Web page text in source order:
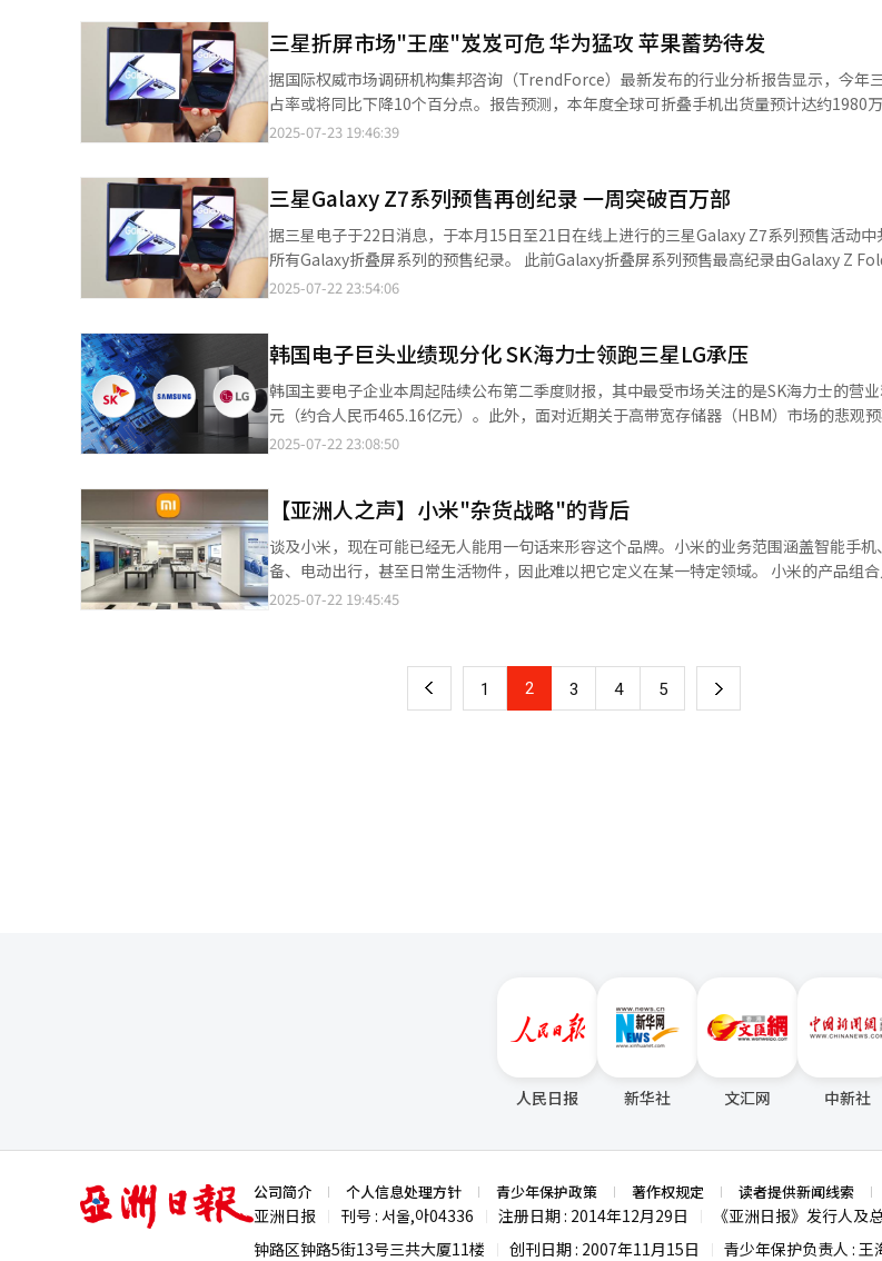
期的业务组合高端化。我们无法在所有领域都做到最好，因此更应选择与集中。” 作为LG集团代表子公司的LG电子
已在今年4月退出电动汽车充电桩业务，转而聚焦核心成长动能暖通空调（HVAC）事业，
解决方案企业OSO集团。
下增长2.7%；服务业受批发零售、餐饮住宿和房地产等行业回暖影响，总体增长0.6%。
季度出现-0.6%和-0.2%的负增长后，成功实现反弹。 此外，建筑业在建筑和土木工程全面萎缩的影响下，出现4.4%
的大幅下滑；电力、燃气和供水行业也由于电力需求减少，总体下降3.2%；农林渔业受
外，第二季度实际国民总收入（GDI）增长率为1.3%，高于同期实际GDP增长率0.6%，
提升。
税政策不确定性的担忧。部分受访企业反映，由于外部环境不确定性加剧，出口合同延期或
业来看，制造业CBSI为91.9，环比下降2.5个点，构成指数中的新订单（-0.8）、生产（-
导致CBSI下降的主因。反之，非制造业CBSI为88.7，得益于构成指数中的行业景气（
善，环比上升1.3个百分点。 8月全产业CBSI预测值为88.4，制造业为91，分别环比下降1和2.4个百分点，而非制造
业预计环比小幅上涨0.1个百分点达到86.8。从细分行业来看，制造业中的汽车、石油炼
高温带来的制冷需求激增而表现良好。 此外，在BSI基础上反映消费者动向指数（CSI）的7月经济信心指数（ESI）
环比上升0.1个点，达 92.9。排除季节因素等的ESI循环变动指数为90.9，上升0.6个点。
三星折屏市场"王座"岌岌可危 华为猛攻 苹果蓄势待发
据国际权威市场调研机构集邦咨询（TrendForce）最新发布的行业分析报告显示，今年
占率或将同比下降10个百分点。报告预测，本年度全球可折叠手机出货量预计达约1980
然而，长期领跑该领域的三星电子或将面临市场份额显著下滑。 数据显示，三星电子在可折叠手机领域的市场占有率
要原因。集邦咨询预计，华为将以34.3%的市场份额跃居全球第二位，与三星的差距缩小
耀和联想的市场份额也将实现显著提升，分别从去年的6%和5.5%增长至今年的9.1%和
计将从3%提升至5.1%，OPPO、vivo等其他中国品牌合计将占据8.5%的市场份额。 集邦咨询指出，尽管三星电子近
期推出的Galaxy Z7系列在铰链设计、屏幕折痕优化以及产品形态创新等方面继续保持技
的市场竞争环境下，市场主导地位正在逐步削弱。并表示，科技巨头苹果或将于明年进军
手机，预计将配备5.5英寸外屏和7.8英寸内屏。苹果的入局将极大提升高端消费群体对可
度，预计2026年将成为可折叠手机实现大众化普及的关键时间节点，届时全球智能手机市
级和格局重塑。
2025-07-23 19:46:39
三星Galaxy Z7系列预售再创纪录 一周突破百万部
据三星电子于22日消息，于本月15日至21日在线上进行的三星Galaxy Z7系列预售活动
所有Galaxy折叠屏系列的预售纪录。 此前Galaxy折叠屏系列预售最高纪录由Galaxy Z Fold5和Flip5保持，其在2023
年8月进行为期一周的预售中售出102万部。去年7月推出的前代机型Galaxy Z Fold6和
这一局面。从颜色偏好来看，Fold7的秘影黑与暗影蓝最受欢迎，而Flip7则以暗影蓝、珊瑚红为人
认为，Galaxy Z Fold7和Flip7的热销得益于硬件创新带来的轻薄折叠设计与强大的
Z Fold7折叠后厚度为8.9毫米，展开后厚度为4.2毫米，重量仅为215克。全新升级的21:9
外观，即使折叠后也能提供类似直板智能手机的体验。升级后的Flip7配备超大视野智能外
仅1.25毫米。得益于其精巧的机身设计，更加贴合手型，打字体验更为顺畅。 三星电子表示，在三星商城预购新机的
可获得1年后返还设备时最高50%的残值保证、三星Care+提供的损坏维修服务以及官方
福利。 目前，已完成预购的消费者可从今日起开始领取产品并激活新机。Galaxy Z Fold7和Flip7的全球正式发售日
期为7月25日，将在韩国、美国、英国等国家和地区陆续上市。
2025-07-22 23:54:06
韩国电子巨头业绩现分化 SK海力士领跑三星LG承压
韩国主要电子企业本周起陆续公布第二季度财报，其中最受市场关注的是SK海力士的营
元（约合人民币465.16亿元）。此外，面对近期关于高带宽存储器（HBM）市场的悲观
时会如何回应也备受瞩目。与此形成鲜明对比的是，三星电子与LG电子已经发布的初步财
别达到20.6109万亿韩元与9.0199万亿韩元，较去年同期分别增长25.5%和64.9%。 如果SK海力士营业利润达到预
期，则超过去年第四季度的8.0828万亿韩元，再创历史新高。随着生成式人工智能（AI
增，SK海力士今年第一季度在全球DRAM市场上首次超越三星电子，登上市场份额第一的宝座。 不过，全球
高盛近日下调对SK海力士的投资评级，由“买入”调至“中性”，并预测明年HBM市场
跌，导致SK海力士股价暴跌9%。外界预计，SK海力士可能在24日的财报发表上回应这一
争加剧下出现亏损。作为主力的家电业务则受到美国10%的普通关税和50%的钢铁相关产
2025-07-22 23:08:50
【亚洲人之声】小米"杂货战略"的背后
谈及小米，现在可能已经无人能用一句话来形容这个品牌。小米的业务范围涵盖智能手
备、电动出行，甚至日常生活物件，因此难以把它定义在某一特定领域。 小米的产品组合几乎可以说是“除了人类，
所有能用技术制造的东西”。从汽车、吸尘器、台灯、体重秤、剃须刀、电动滑板车到熨
线完全不同。小米进军韩国市场后，最近在首尔汝矣岛新开的“小米之家”门店也清晰体现出这
国企业的石头科技正在试图在扫地机器人市场上挑战三星电子和LG电子的地位；海信、
形成竞争格局；比亚迪在新能源汽车领域对标现代、起亚；海尔则在家电市场与韩国本土品牌激烈
2025-07-22 19:45:45
上 1 2 3 4 5 下
人民日报 新华社 文汇网 中新社
亚
洲
日
公司简介 个人信息处理方针 青少年保护政策 著作权规定 读者提供新闻线索
亚洲日报 刊号 : 서울,아04336 注册日期 : 2014年12月29日 《亚洲日报》发行人及
钟路区钟路5街13号三共大厦11楼
创刊日期 : 2007年11月15日 青少年保护负责人 :